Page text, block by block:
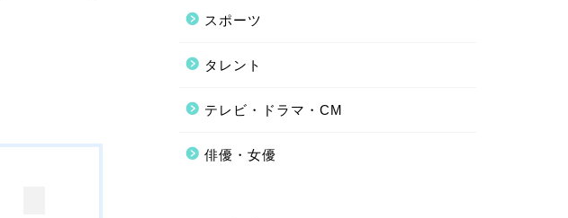
スポーツ
タレント
テレビ・ドラマ・CM
俳優・女優